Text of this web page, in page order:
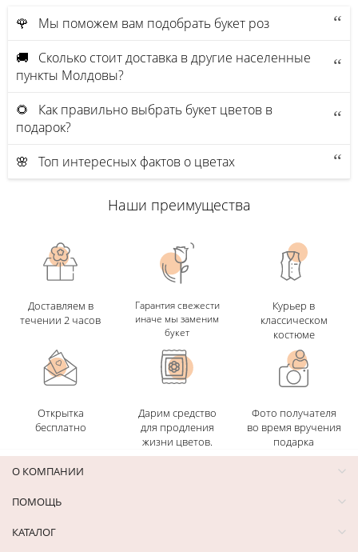
🌹 Мы поможем вам подобрать букет роз
🚚 Сколько стоит доставка в другие населенные
пункты Молдовы?
🌻 Как правильно выбрать букет цветов в
подарок?
🌸 Топ интересных фактов о цветах
Наши преимущества
Доставляем в
течении 2 часов
Гарантия свежести
иначе мы заменим
букет
Курьер в
классическом
костюме
Открытка
бесплатно
Дарим средство
для продления
жизни цветов.
Фото получателя
во время вручения
подарка
О КОМПАНИИ
ПОМОЩЬ
КАТАЛОГ